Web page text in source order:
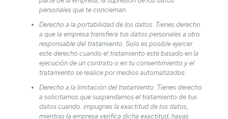
personales que te conciernan.
Derecho a la portabilidad de los datos: Tienes derecho
a que la empresa transfiera tus datos personales a otro
responsable del tratamiento. Solo es posible ejercer
este derecho cuando el tratamiento esté basado en la
ejecución de un contrato o en tu consentimiento y el
tratamiento se realice por medios automatizados.
Derecho a la limitación del tratamiento: Tienes derecho
a solicitarnos que suspendamos el tratamiento de tus
datos cuando: impugnes la exactitud de los datos,
mientras la empresa verifica dicha exactitud; hayas